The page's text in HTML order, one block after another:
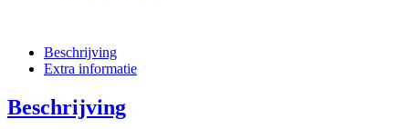
Beschrijving
Extra informatie
Beschrijving